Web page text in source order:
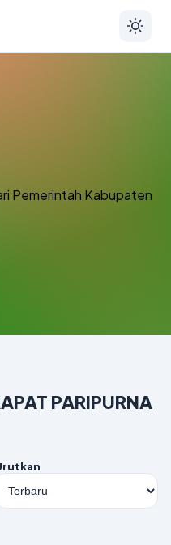
Pemerintah Kabupaten
PARIPURNA